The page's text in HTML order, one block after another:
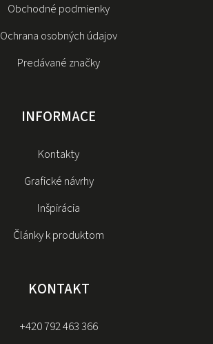
Obchodné podmienky
Ochrana osobných údajov
Predávané značky
INFORMACE
Kontakty
Grafické návrhy
Inšpirácia
Články k produktom
KONTAKT
+420 792 463 366